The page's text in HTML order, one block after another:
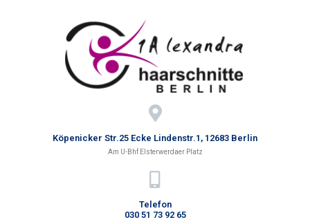
Köpenicker Str.25 Ecke Lindenstr.1, 12683 Berlin
Am U-Bhf Elsterwerdaer Platz
Telefon
030 51 73 92 65